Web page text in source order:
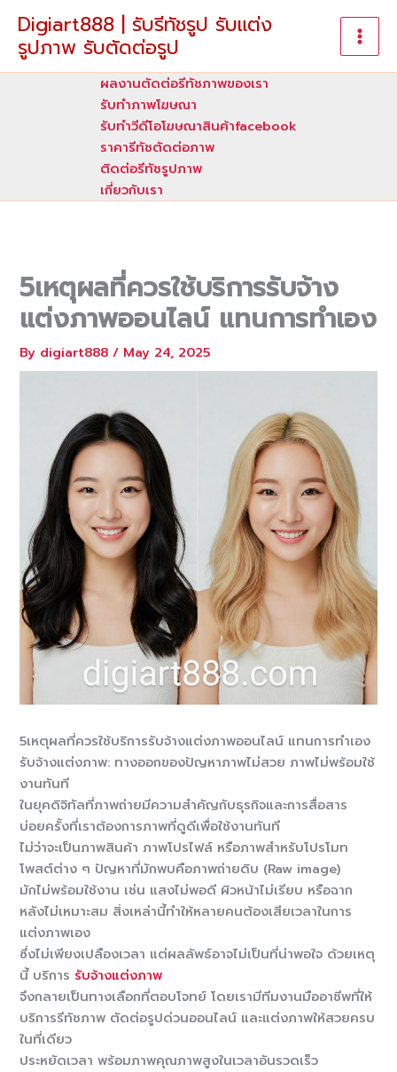
content
Digiart888 | รับรีทัชรูป รับแต่ง
รูปภาพ รับตัดต่อรูป
ผลงานตัดต่อรีทัชภาพของเรา
รับทําภาพโฆษณา
รับทำวีดีโอโฆษณาสินค้าfacebook
ราคารีทัชตัดต่อภาพ
ติดต่อรีทัชรูปภาพ
เกี่ยวกับเรา
5เหตุผลที่ควรใช้บริการรับจ้าง
แต่งภาพออนไลน์ แทนการทำเอง
By digiart888/ May 24, 2025
5เหตุผลที่ควรใช้บริการรับจ้างแต่งภาพออนไลน์ แทนการทำเอง
รับจ้างแต่งภาพ: ทางออกของปัญหาภาพไม่สวย ภาพไม่พร้อมใช้
งานทันที
ในยุคดิจิทัลที่ภาพถ่ายมีความสำคัญกับธุรกิจและการสื่อสาร
บ่อยครั้งที่เราต้องการภาพที่ดูดีเพื่อใช้งานทันที
ไม่ว่าจะเป็นภาพสินค้า ภาพโปรไฟล์ หรือภาพสำหรับโปรโมท
โพสต์ต่าง ๆ ปัญหาที่มักพบคือภาพถ่ายดิบ (Raw image)
มักไม่พร้อมใช้งาน เช่น แสงไม่พอดี ผิวหน้าไม่เรียบ หรือฉาก
หลังไม่เหมาะสม สิ่งเหล่านี้ทำให้หลายคนต้องเสียเวลาในการ
แต่งภาพเอง
ซึ่งไม่เพียงเปลืองเวลา แต่ผลลัพธ์อาจไม่เป็นที่น่าพอใจ ด้วยเหตุ
นี้ บริการ รับจ้างแต่งภาพ
จึงกลายเป็นทางเลือกที่ตอบโจทย์ โดยเรามีทีมงานมืออาชีพที่ให้
บริการรีทัชภาพ ตัดต่อรูปด่วนออนไลน์ และแต่งภาพให้สวยครบ
ในที่เดียว
ประหยัดเวลา พร้อมภาพคุณภาพสูงในเวลาอันรวดเร็ว